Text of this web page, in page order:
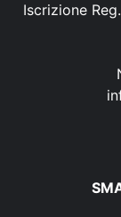
Iscrizione